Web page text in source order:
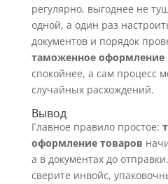
регулярно, выгоднее не
одной, а один раз
документов и порядок
таможенное оформление
спокойнее, а сам процесс
случайных расхождений.
Вывод
Главное правило простое:
оформление товаров
а в документах до
сверите инвойс,